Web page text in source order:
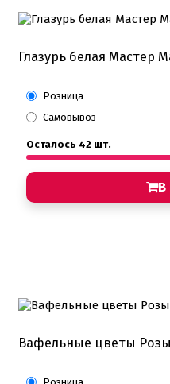
Глазурь белая Мастер
Розница
Самовывоз
Осталось 42 шт.
В
Вафельные цветы